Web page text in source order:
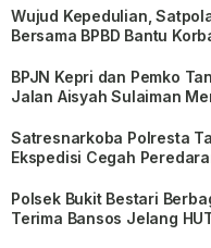
Wujud Kepedulian,
Bersama BPBD Bantu
BPJN Kepri dan Pemko
Jalan Aisyah Sulaiman
Satresnarkoba Polresta
Ekspedisi Cegah
Polsek Bukit Bestari
Terima Bansos Jelang